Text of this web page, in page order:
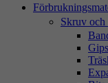
Skruv och